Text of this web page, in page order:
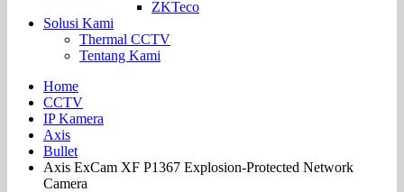
ZKTeco
Solusi Kami
Thermal CCTV
Tentang Kami
Home
CCTV
IP Kamera
Axis
Bullet
Axis ExCam XF P1367 Explosion-Protected Network
Camera